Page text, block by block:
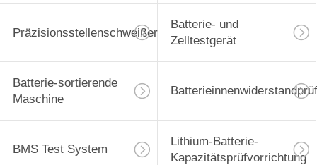
Präzisionsstellenschweißer
Batterie- und
Zelltestgerät
Batterie-sortierende
Maschine
BMS Test System
Lithium-Batterie-
Kapazitätsprüfvorrichtung